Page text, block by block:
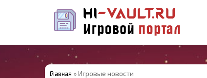
Главная » Игровые новости